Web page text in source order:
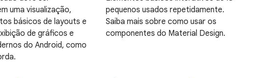
uma visualização,
básicos de layouts e
de gráficos e
do Android, como
pequenos usados repetidamente.
Saiba mais sobre como usar os
componentes do Material Design.